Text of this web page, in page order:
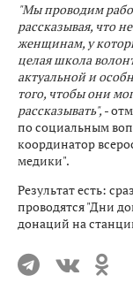
"Мы проводим
рассказывая, что
женщинам, у
целая школа
актуальной и
того, чтобы они
рассказывать", -
по социальным
координатор
медики".
Результат есть:
проводятся "Дни
донаций на